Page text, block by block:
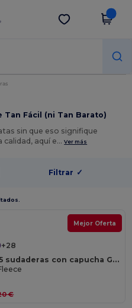
Descargar app
Tan Fácil (ni Tan Barato)
sin que eso signifique
calidad, aquí e…Ver más
Filtrar ✓
Mejor Oferta
+28
Paquete de 5 sudaderas con capucha Gildan 18500
€